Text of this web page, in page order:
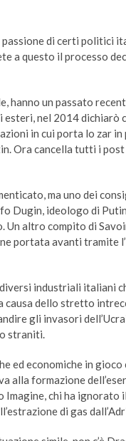
di certi politici
a questo il processo
hanno un passato
nel 2014 dichiarò
in cui porta lo zar in
Ora cancella tutti i post
ma uno dei
Dugin, ideologo di
altro compito di
portata avanti tramite
industriali italiani
causa dello stretto
gli invasori
straniti.
ed economiche in gioco
alla formazione
Imagine, chi ha ignorato
di gas